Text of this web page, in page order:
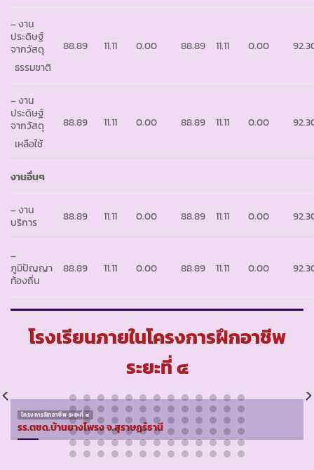
– งาน
ประดิษฐ์
จากวัสดุ
ธรรมชาติ
88.89 11.11 0.00 88.89 11.11 0.00
– งาน
ประดิษฐ์
จากวัสดุ
เหลือใช้
88.89 11.11 0.00 88.89 11.11 0.00
งานอื่นๆ
– งาน
บริการ
88.89 11.11 0.00 88.89 11.11 0.00
–
ภูมิปัญญา
ท้องถิ่น
88.89 11.11 0.00 88.89 11.11 0.00
โรงเรียนภายในโครงการฝึกอาชีพ
ระยะที่ ๔
โครงการฝึกอาชีพ ระยะที่ ๔
รร.ตชด.บ้านยางโพรง จ.สุราษฏร์ธานี